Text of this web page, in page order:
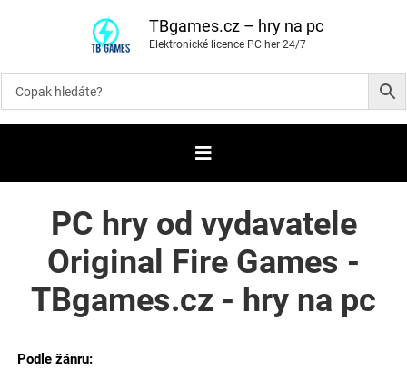
o
i
t
b
TBgames.cz – hry na pc
Elektronické licence PC her 24/7
PC hry od vydavatele
Original Fire Games -
TBgames.cz - hry na pc
Podle žánru: